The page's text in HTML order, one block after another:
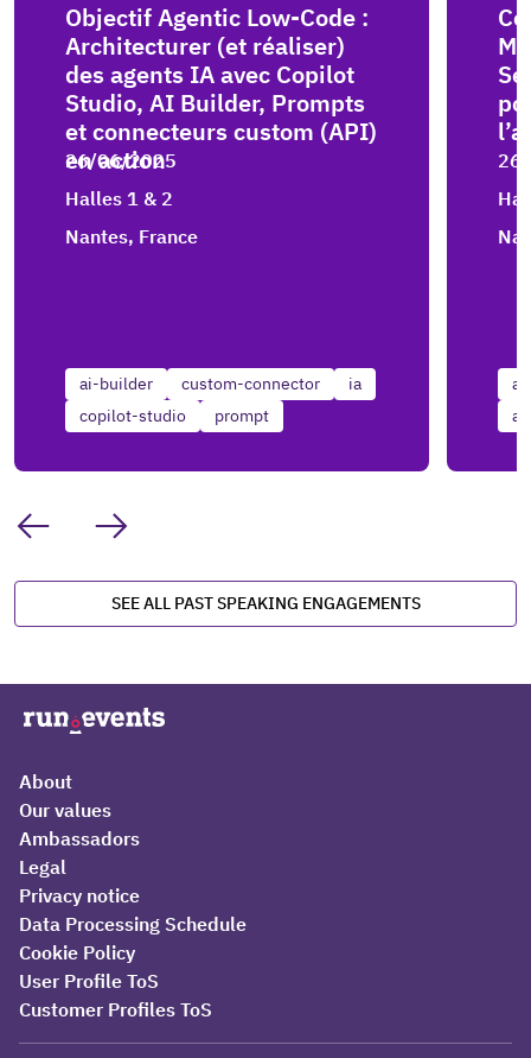
Objectif Agentic Low-Code :
Architecturer (et réaliser)
des agents IA avec Copilot
Studio, AI Builder, Prompts
et connecteurs custom (API)
en action
26/06/2025
Halles 1 & 2
Nantes, France
ai-builder custom-connector
ia
copilot-studio
prompt
SEE ALL PAST SPEAKING ENGAGEMENTS
About
Our values
Ambassadors
Legal
Privacy notice
Data Processing Schedule
Cookie Policy
User Profile ToS
Customer Profiles ToS